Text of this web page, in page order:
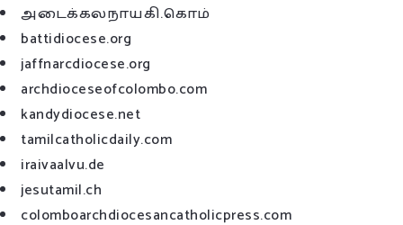
அடைக்கலநாயகி.கொம்
battidiocese.org
jaffnarcdiocese.org
archdioceseofcolombo.com
kandydiocese.net
tamilcatholicdaily.com
iraivaalvu.de
jesutamil.ch
colomboarchdiocesancatholicpress.com